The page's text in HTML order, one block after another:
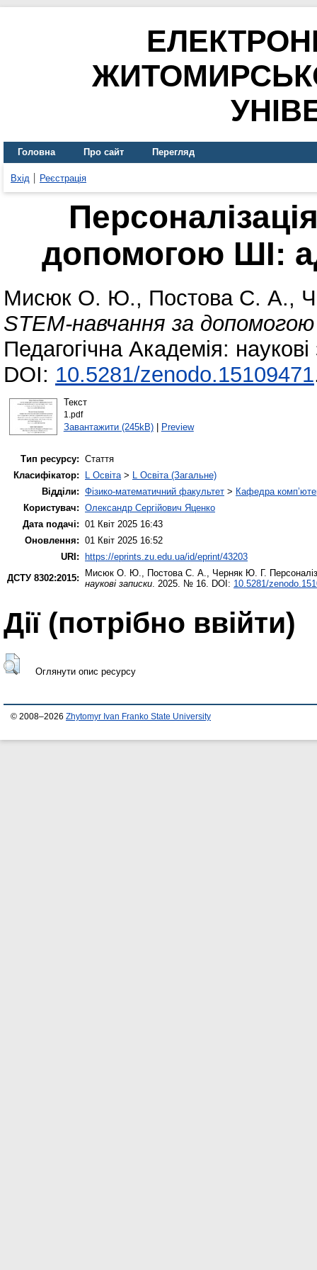
Головна Про сайт Перегляд
Вхід Реєстрація
допомогою ШІ:
Мисюк О. Ю., Постова С. А.,
STEM-навчання за
Педагогічна Академія:
DOI: 10.5281/zenodo.15109471
Текст
1.pdf
Завантажити (245kB)| Preview
Тип ресурсу: Стаття
Класифікатор:
L Освіта> L Освіта (Загальне)
Відділи: Фізико-математичний факультет > Кафедра
Користувач: Олександр Сергійович Яценко
Дата подачі: 01 Квіт 2025 16:43
Оновлення: 01 Квіт 2025 16:52
URI:
https://eprints.zu.edu.ua/id/eprint/43203
ДСТУ 8302:2015:
Мисюк О. Ю., Постова С. А., Черняк Ю. Г.
наукові записки. 2025. № 16. DOI: 10.5281/
Дії ​​(потрібно ввійти)
Оглянути опис ресурсу
© 2008–2026 Zhytomyr Ivan Franko State University